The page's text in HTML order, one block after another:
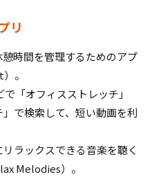
リ
時間を管理するためのアプ
。
「オフィスストレッチ」
」で検索して、短い動画を利
ラックスできる音楽を聴く
Melodies）。